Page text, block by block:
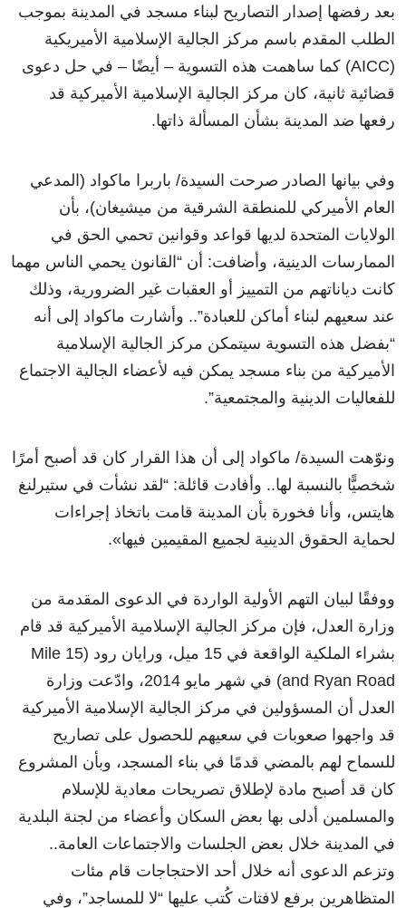
بعد رفضها إصدار التصاريح لبناء مسجد في المدينة بموجب
الطلب المقدم باسم مركز الجالية الإسلامية الأميريكية
(AICC) كما ساهمت هذه التسوية – أيضًا – في حل دعوى
قضائية ثانية، كان مركز الجالية الإسلامية الأميركية قد
رفعها ضد المدينة بشأن المسألة ذاتها.
وفي بيانها الصادر صرحت السيدة/ باربرا ماكواد (المدعي
العام الأميركي للمنطقة الشرقية من ميشيغان)، بأن
الولايات المتحدة لديها قواعد وقوانين تحمي الحق في
الممارسات الدينية، وأضافت: أن “القانون يحمي الناس مهما
كانت دياناتهم من التمييز أو العقبات غير الضرورية، وذلك
عند سعيهم لبناء أماكن للعبادة”.. وأشارت ماكواد إلى أنه
“بفضل هذه التسوية سيتمكن مركز الجالية الإسلامية
الأميركية من بناء مسجد يمكن فيه لأعضاء الجالية الاجتماع
للفعاليات الدينية والمجتمعية”.
ونوّهت السيدة/ ماكواد إلى أن هذا القرار كان قد أصبح أمرًا
شخصيًّا بالنسبة لها.. وأفادت قائلة: “لقد نشأت في ستيرلنغ
هايتس، وأنا فخورة بأن المدينة قامت باتخاذ إجراءات
لحماية الحقوق الدينية لجميع المقيمين فيها».
ووفقًا لبيان التهم الأولية الواردة في الدعوى المقدمة من
وزارة العدل، فإن مركز الجالية الإسلامية الأميركية قد قام
بشراء الملكية الواقعة في 15 ميل، ورايان رود (15 Mile
and Ryan Road) في شهر مايو 2014، وادّعت وزارة
العدل أن المسؤولين في مركز الجالية الإسلامية الأميركية
قد واجهوا صعوبات في سعيهم للحصول على تصاريح
للسماح لهم بالمضي قدمًا في بناء المسجد، وبأن المشروع
كان قد أصبح مادة لإطلاق تصريحات معادية للإسلام
والمسلمين أدلى بها بعض السكان وأعضاء من لجنة البلدية
في المدينة خلال بعض الجلسات والاجتماعات العامة..
وتزعم الدعوى أنه خلال أحد الاحتجاجات قام مئات
المتظاهرين برفع لافتات كُتب عليها “لا للمساجد”، وفي